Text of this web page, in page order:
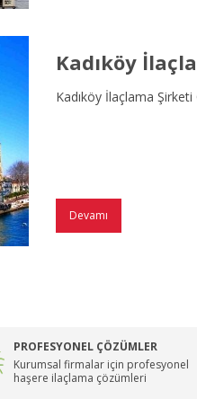
Kadıköy
Kadıköy İlaçlama
Devamı
PROFESYONEL ÇÖZÜMLER
Kurumsal firmalar için profesyonel
haşere ilaçlama çözümleri